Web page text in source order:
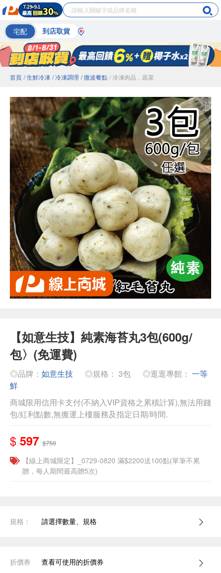
宅配 到店取貨
首頁 / 生鮮冷凍 / 冷凍調理 / 微波餐點 / 冷凍肉品．蔬菜
【如意生技】純素海苔丸3包(600g/
包〉(免運費)
◎品牌： 如意生技 ◎規格： 3包 ◎逛逛專館： 一等
鮮
商城限用信用卡支付(不納入VIP資格之累積計算),無法用錢
包/紅利點數,無搬運上樓服務及指定日期/時間.
$ 597 $750
【線上商城限定】_0729-0820 滿$2200送100點(單筆不累
贈，每人期間最高贈5次)
規格： 請選擇數量、規格
折價券 查看可使用的折價券